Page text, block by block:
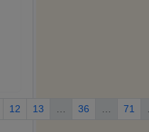
12 13 36 71